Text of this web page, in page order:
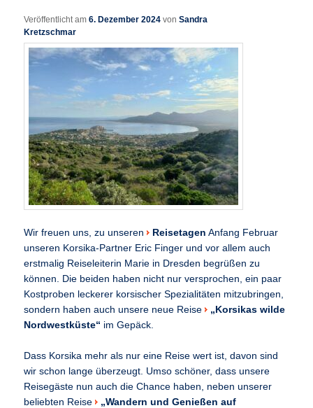
Veröffentlicht am6. Dezember 2024 vonSandra
Kretzschmar
Wir freuen uns, zu unseren Reisetagen Anfang Februar
unseren Korsika-Partner Eric Finger und vor allem auch
erstmalig Reiseleiterin Marie in Dresden begrüßen zu
können. Die beiden haben nicht nur versprochen, ein paar
Kostproben leckerer korsischer Spezialitäten mitzubringen,
sondern haben auch unsere neue Reise „Korsikas wilde
Nordwestküste“ im Gepäck.
Dass Korsika mehr als nur eine Reise wert ist, davon sind
wir schon lange überzeugt. Umso schöner, dass unsere
Reisegäste nun auch die Chance haben, neben unserer
beliebten Reise „Wandern und Genießen auf